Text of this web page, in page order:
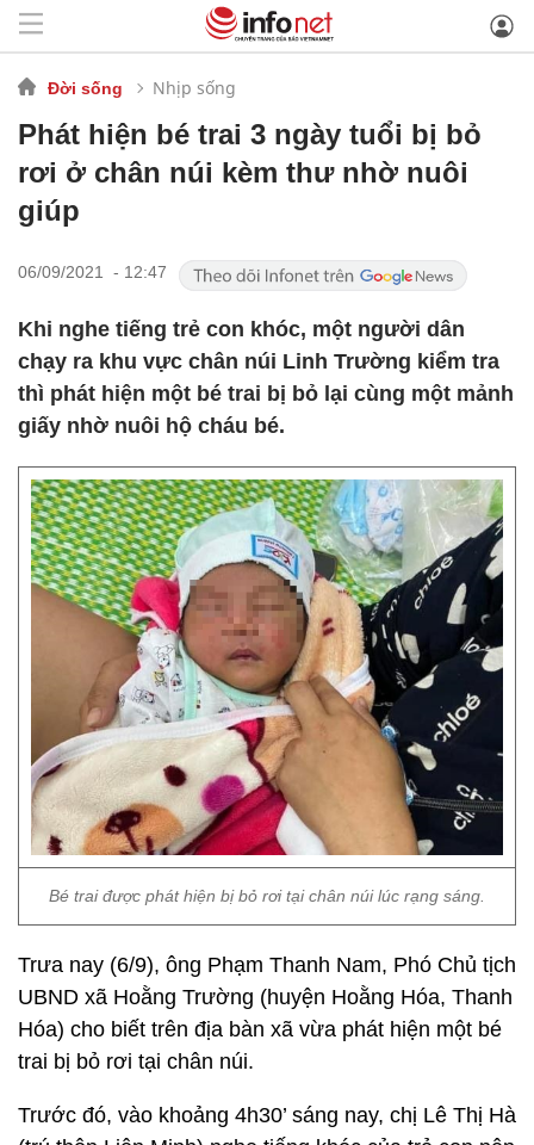
Đời sống Nhịp sống
Phát hiện bé trai 3 ngày tuổi bị bỏ
rơi ở chân núi kèm thư nhờ nuôi
giúp
06/09/2021 - 12:47
Khi nghe tiếng trẻ con khóc, một người dân
chạy ra khu vực chân núi Linh Trường kiểm tra
thì phát hiện một bé trai bị bỏ lại cùng một mảnh
giấy nhờ nuôi hộ cháu bé.
Bé trai được phát hiện bị bỏ rơi tại chân núi lúc rạng sáng.
Trưa nay (6/9), ông Phạm Thanh Nam, Phó Chủ tịch
UBND xã Hoằng Trường (huyện Hoằng Hóa, Thanh
Hóa) cho biết trên địa bàn xã vừa phát hiện một bé
trai bị bỏ rơi tại chân núi.
Trước đó, vào khoảng 4h30’ sáng nay, chị Lê Thị Hà